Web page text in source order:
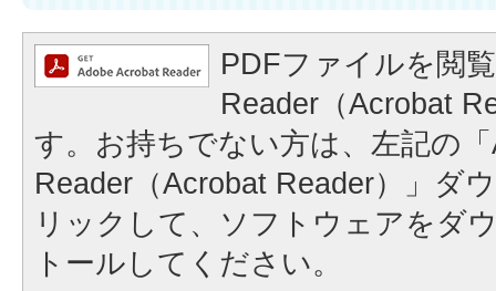
PDFファイルを閲
Reader（Acrobat
す。お持ちでない方は、左記の
Reader（Acrobat Reader）」ダ
リックして、ソフトウェアをダ
トールしてください。